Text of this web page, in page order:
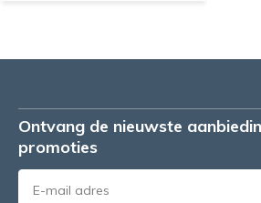
Ontvang de nieuwste
promoties